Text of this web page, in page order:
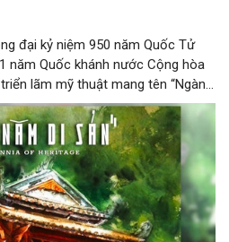
đại kỷ niệm 950 năm Quốc Tử
năm Quốc khánh nước Cộng hòa
lãm mỹ thuật mang tên “Ngàn
mạc vào ngày 8/8 tại Nhà Thái
Văn Miếu – Quốc Tử Giám. Sự
hứa hẹn trở thành điểm đến
làm phong phú đời sống nghệ
thu này.